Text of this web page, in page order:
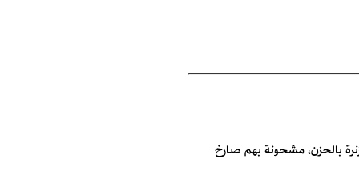
بالحزن، مشحونة بهم صارخ